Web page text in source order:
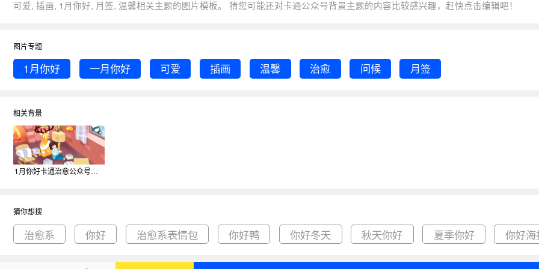
可爱, 插画, 1月你好, 月签, 温馨相关主题的图片模板。 猜您可能还对卡通公众号背景主题的内容比较感兴趣，赶快点击编辑吧！
图片专题
1月你好 一月你好 可爱 插画 温馨 治愈 问候 月签
相关背景
1月你好卡通治愈公众号首图背景
猜你想搜
治愈系 你好 治愈系表情包 你好鸭 你好冬天 秋天你好 夏季你好 你好海